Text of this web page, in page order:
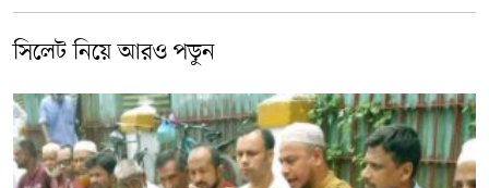
সিলেট নিয়ে আরও পড়ুন